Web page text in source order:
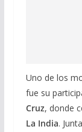
Uno de los
fue su
Cruz, donde
La India.